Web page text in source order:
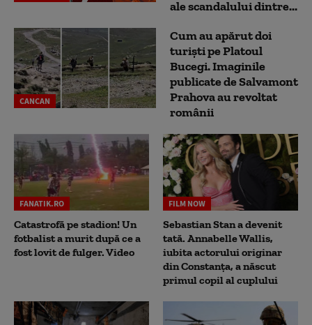
ale scandalului dintre...
CANCAN
Cum au apărut doi
turiști pe Platoul
Bucegi. Imaginile
publicate de Salvamont
Prahova au revoltat
românii
FANATIK.RO
Catastrofă pe stadion! Un
fotbalist a murit după ce a
fost lovit de fulger. Video
FILM NOW
Sebastian Stan a devenit
tată. Annabelle Wallis,
iubita actorului originar
din Constanța, a născut
primul copil al cuplului